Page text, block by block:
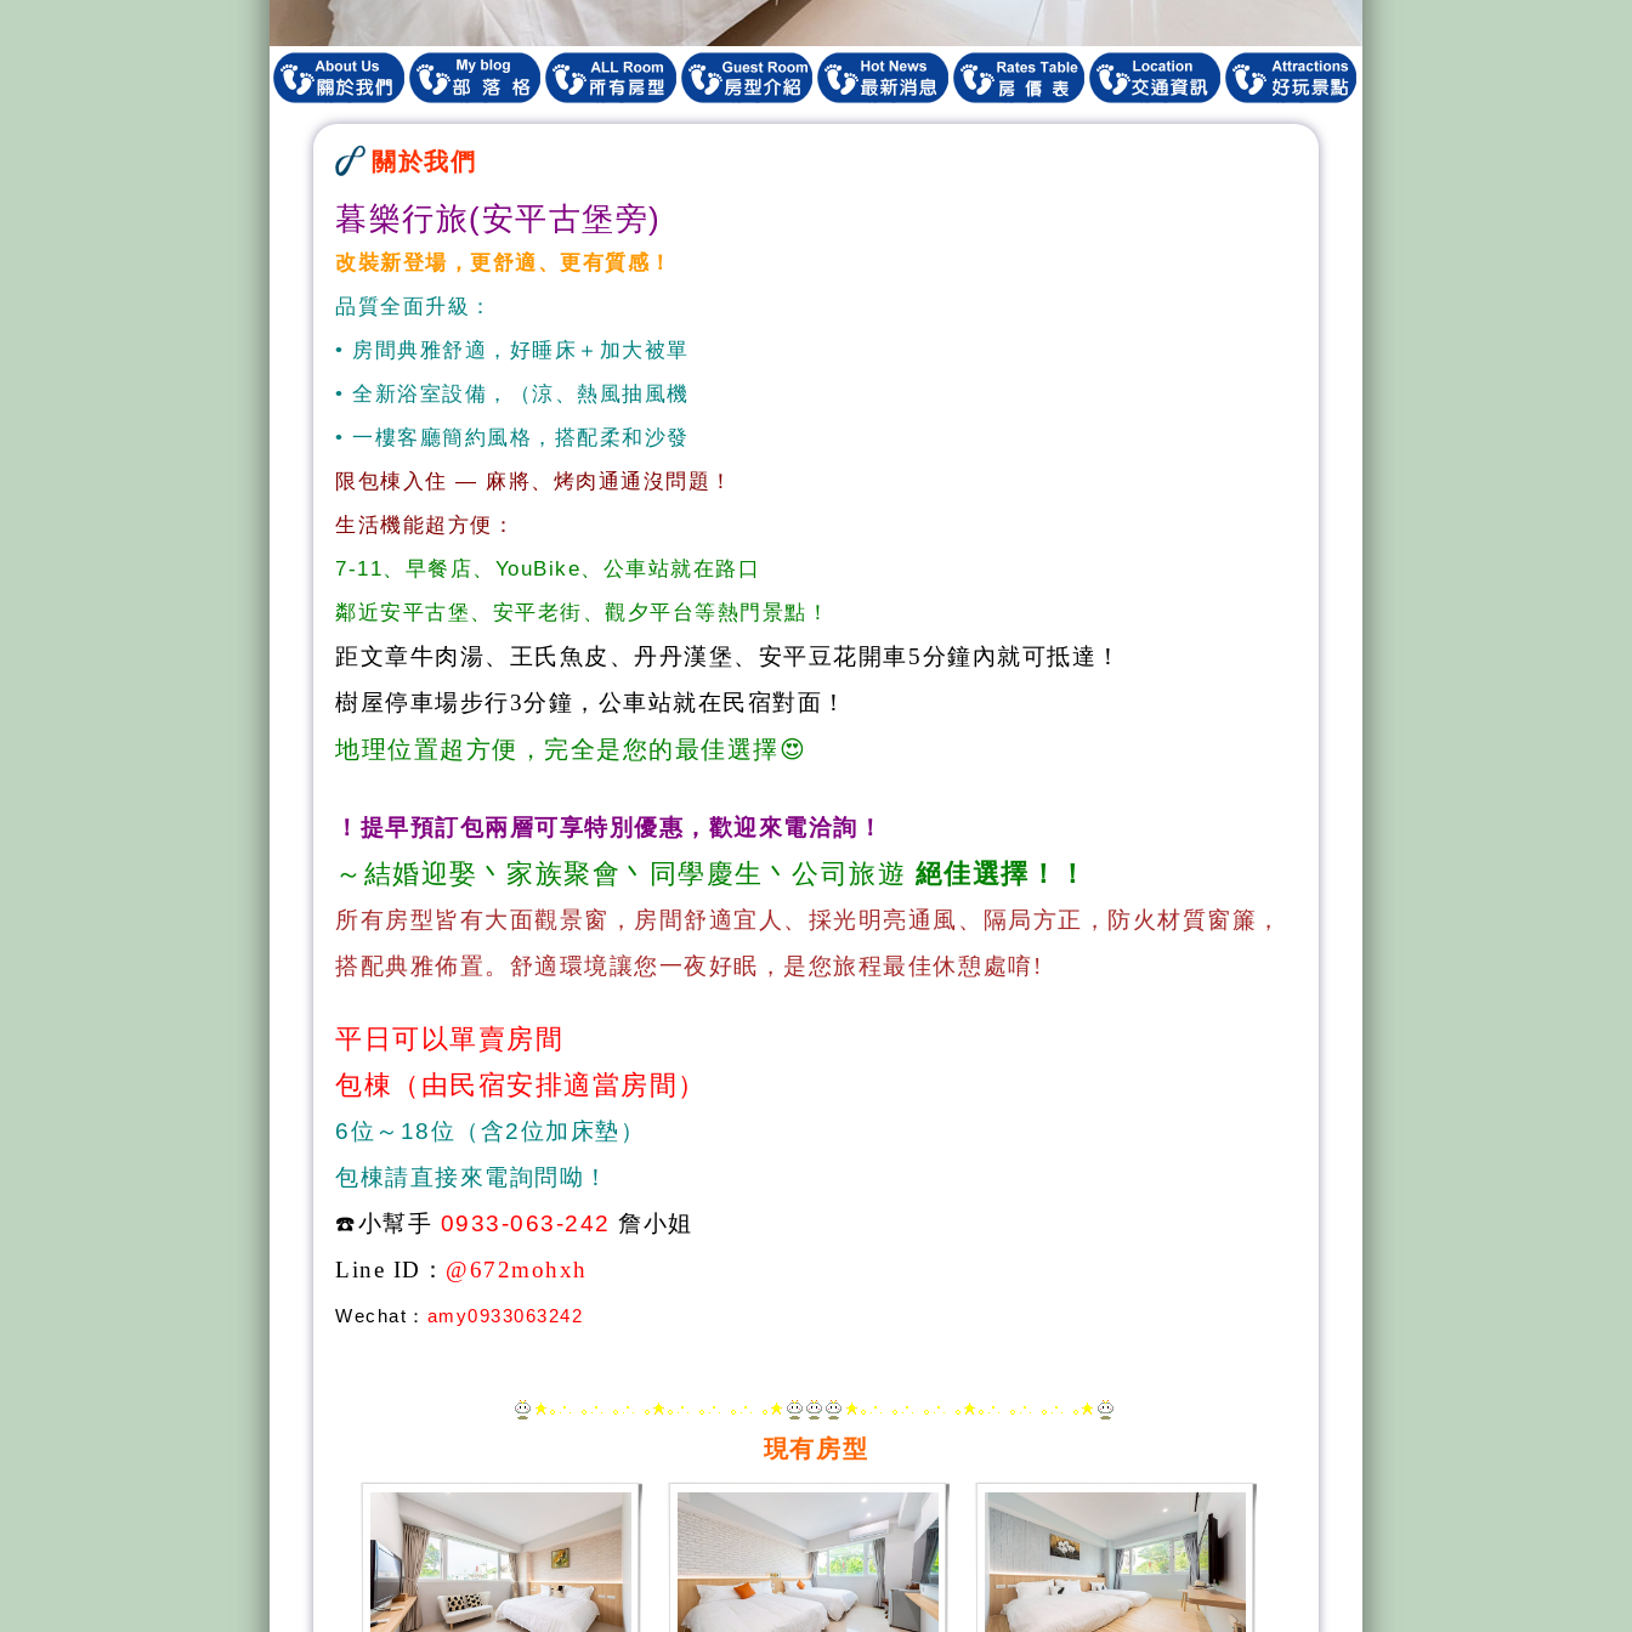
關於我們
暮樂行旅(安平古堡旁)
改裝新登場，更舒適、更有質感！
品質全面升級：
• 房間典雅舒適，好睡床＋加大被單
• 全新浴室設備，（涼、熱風抽風機
• 一樓客廳簡約風格，搭配柔和沙發
限包棟入住 — 麻將、烤肉通通沒問題！
生活機能超方便：
7-11、早餐店、YouBike、公車站就在路口
鄰近安平古堡、安平老街、觀夕平台等熱門景點！
距文章牛肉湯、王氏魚皮、丹丹漢堡、安平豆花開車5分鐘內就可抵達！
樹屋停車場步行3分鐘，公車站就在民宿對面！
地理位置超方便，完全是您的最佳選擇😍
！提早預訂包兩層可享特別優惠，歡迎來電洽詢！
～結婚迎娶丶家族聚會丶同學慶生丶公司旅遊 絕佳選擇！！
所有房型皆有大面觀景窗，房間舒適宜人、採光明亮通風、隔局方正，防火材質窗簾，
搭配典雅佈置。舒適環境讓您一夜好眠，是您旅程最佳休憩處唷!
平日可以單賣房間
包棟（由民宿安排適當房間）
6位～18位（含2位加床墊）
包棟請直接來電詢問呦！
☎️小幫手 0933-063-242 詹小姐
Line ID ： @672mohxh
Wechat： amy0933063242
現有房型